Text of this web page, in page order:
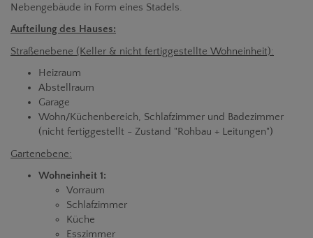
Nebengebäude in Form eines Stadels.
Aufteilung des Hauses:
Straßenebene (Keller & nicht fertiggestellte Wohneinheit):
Heizraum
Abstellraum
Garage
Wohn/Küchenbereich, Schlafzimmer und Badezimmer
(nicht fertiggestellt - Zustand "Rohbau + Leitungen")
Gartenebene:
Wohneinheit 1:
Vorraum
Schlafzimmer
Küche
Esszimmer